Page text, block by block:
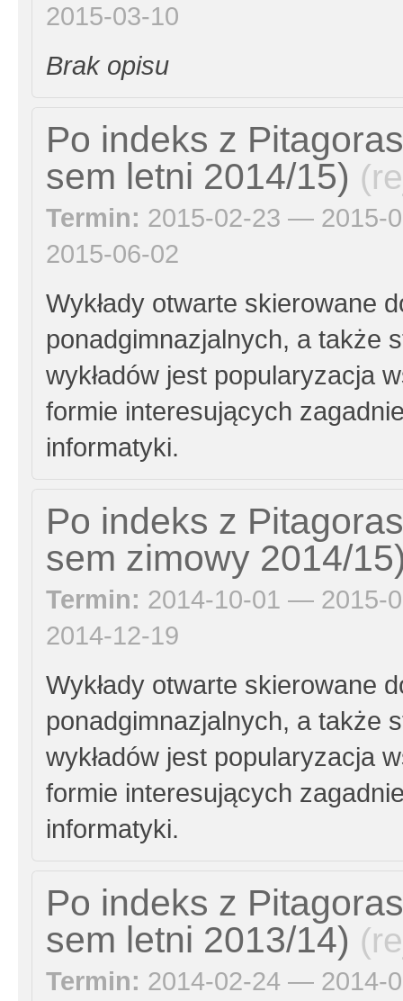
2015-03-10
Brak opisu
Po indeks z
sem letni 2014/15)
Termin: 2015-02-23 — 2015-
2015-06-02
Wykłady otwarte skierowane
ponadgimnazjalnych, a także
wykładów jest popularyzacja
formie interesujących
informatyki.
Po indeks z
sem zimowy 2014/
Termin: 2014-10-01 — 2015-
2014-12-19
Wykłady otwarte skierowane
ponadgimnazjalnych, a także
wykładów jest popularyzacja
formie interesujących
informatyki.
Po indeks z
sem letni 2013/14)
Termin: 2014-02-24 — 2014-